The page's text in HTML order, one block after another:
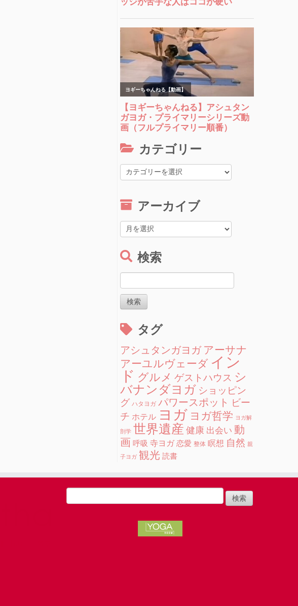
カテゴリー
カ
テ
リ
アーカイブ
ー
カ
イ
ブ
検索
索:
タグ
アシュタンガヨガ アーサナ
アーユルヴェーダ イン
ド グルメ ゲストハウス シ
バナンダヨガ ショッピン
グ ハタヨガ パワースポット ビー
チ ホテル ヨガ ヨガ哲学 ヨガ解
剖学 世界遺産 健康 出会い 動
画 呼吸 寺ヨガ 恋愛 整体 瞑想 自然 親
子ヨガ 観光 読書
索: